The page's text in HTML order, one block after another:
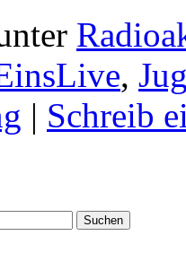
,
| Schreib